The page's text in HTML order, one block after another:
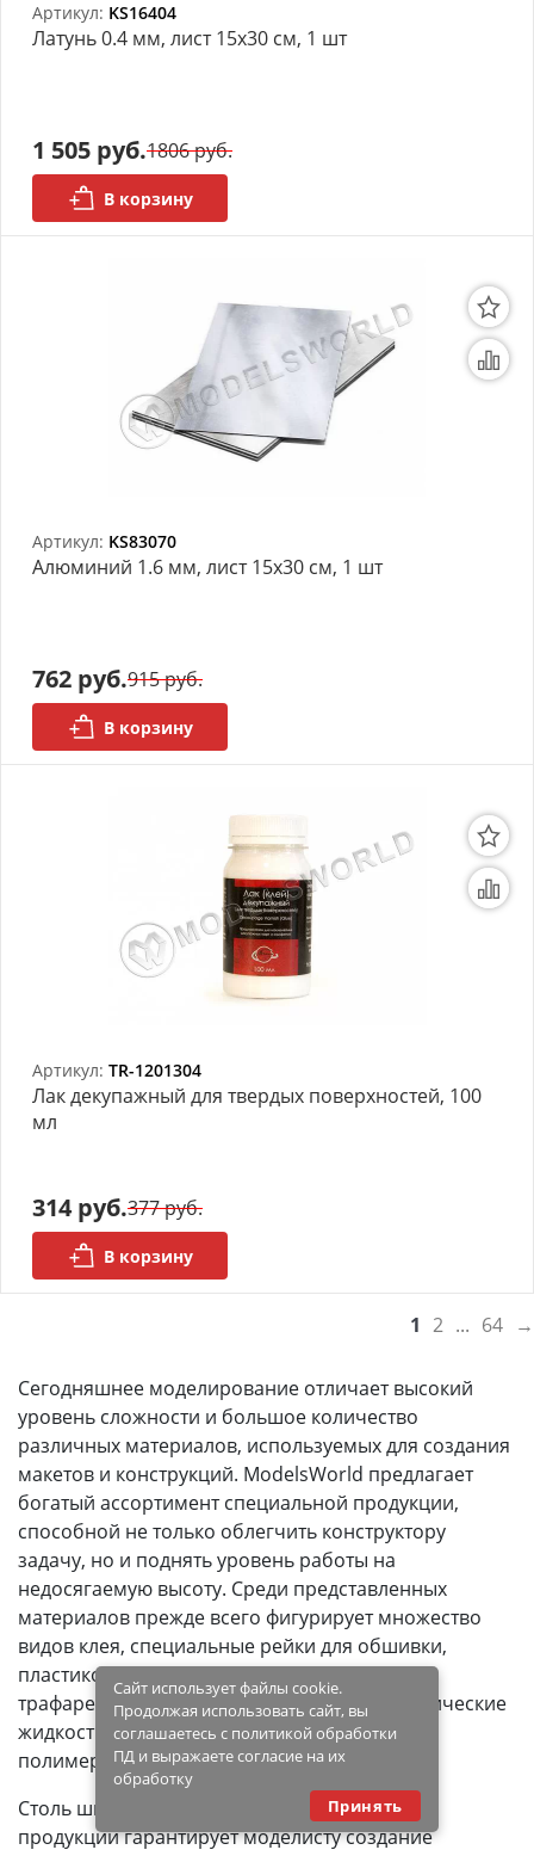
Артикул: KS16404
Латунь 0.4 мм, лист 15х30 см, 1 шт
1 505 руб.1806 руб.
В корзину
Артикул: KS83070
Алюминий 1.6 мм, лист 15х30 см, 1 шт
762 руб.915 руб.
В корзину
Артикул: TR-1201304
Лак декупажный для твердых поверхностей, 100
мл
314 руб.377 руб.
В корзину
1 2 ... 64 →
Сегодняшнее моделирование отличает высокий
уровень сложности и большое количество
различных материалов, используемых для создания
макетов и конструкций. ModelsWorld предлагает
богатый ассортимент специальной продукции,
способной не только облегчить конструктору
задачу, но и поднять уровень работы на
недосягаемую высоту. Среди представленных
материалов прежде всего фигурирует множество
видов клея, специальные рейки для обшивки,
пластиковые пластины, шпатлевки, маски,
трафареты. Кроме этого, здесь имеются химические
жидкости, прутки из латуни и меди, морилки,
полимерные смеси, деревянные заготовки.
Столь широкий перечень представленной
продукции гарантирует моделисту создание
Сайт использует файлы cookie.
Продолжая использовать сайт, вы
соглашаетесь с политикой обработки
ПД и выражаете согласие на их
обработку
Принять